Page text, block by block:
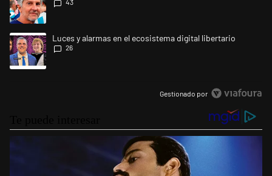
Un artículo de tendencia con el título "Luces y alarmas en el
Luces y alarmas en el ecosistema digital libertario
26
Gestionado por